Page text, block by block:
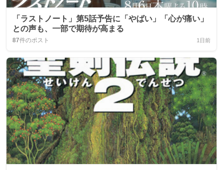
「ラストノート」第5話予告に「やばい」「心が痛い」
との声も、一部で期待が高まる
87件のポスト 1日前